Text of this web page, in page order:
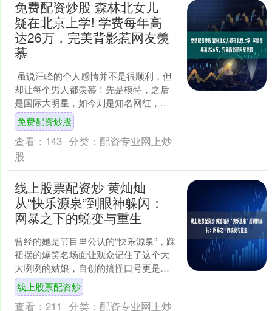
免费配资炒股 森林北女儿
疑在北京上学! 学费每年高
达26万，完美背影惹网友羡
慕
虽说汪峰的个人感情并不是很顺利，但
却让每个男人都羡慕！先是模特，之后
是国际大明星，如今则是知名网红，该
说不说，汪峰的“桃花运”还是很旺的，当
然他本身也有这个魅....
免费配资炒股
查看： 143 分类： 配资专业网上炒
股
线上股票配资炒 黄灿灿
从“快乐源泉”到眼神躲闪：
网暴之下的蜕变与重生
曾经的她是节目里公认的“快乐源泉”，踩
裙摆的爆笑名场面让观众记住了这个大
大咧咧的姑娘，自创的搞怪口号更是圈
粉无数，连自曝假唱的耿直发言都被称
作“内娱活人天花板”....
线上股票配资炒
查看： 211 分类： 配资专业网上炒